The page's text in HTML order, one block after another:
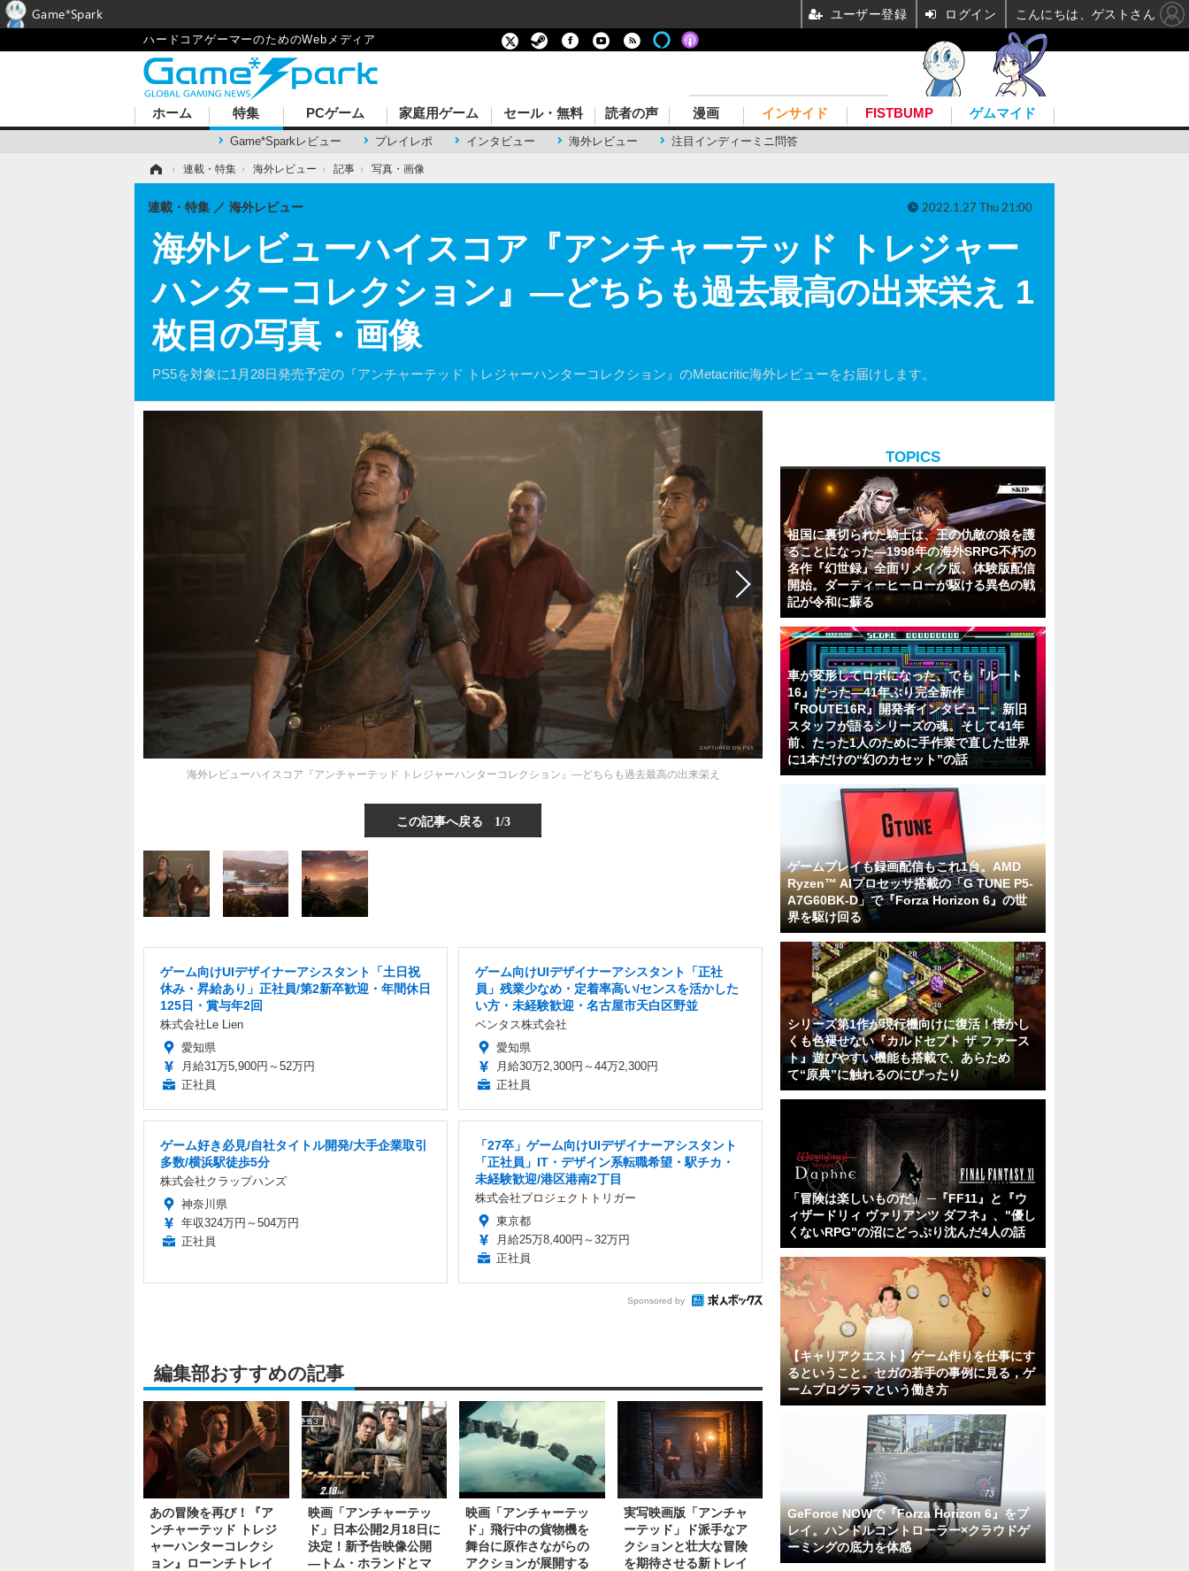
ハードコアゲーマーのためのWebメディア
ホーム 特集
Game*Sparkレビュー プレイレポ インタビュー 海外レビュー 注目インディーミニ問答
PCゲーム 家庭用ゲーム セール・無料 読者の声 漫画 インサイド FISTBUMP ゲムマイド
› 連載・特集 › 海外レビュー › 記事 › 写真・画像
海外レビューハイスコア『アンチャーテッド トレジャー
ハンターコレクション』―どちらも過去最高の出来栄え 1
枚目の写真・画像
PS5を対象に1月28日発売予定の『アンチャーテッド トレジャーハンターコレクション』のMetacritic海外レビューをお届けします。
連載・特集 海外レビュー 2022.1.27 Thu 21:00
海外レビューハイスコア『アンチャーテッド トレジャーハンターコレクション』―どちらも過去最高の出来栄え
この記事へ戻る 1/3
ゲーム向けUIデザイナーアシスタント「土日祝
休み・昇給あり」正社員/第2新卒歓迎・年間休日
125日・賞与年2回
株式会社Le Lien
愛知県
月給31万5,900円～52万円
正社員
ゲーム向けUIデザイナーアシスタント「正社
員」残業少なめ・定着率高い/センスを活かした
い方・未経験歓迎・名古屋市天白区野並
ベンタス株式会社
愛知県
月給30万2,300円～44万2,300円
正社員
ゲーム好き必見/自社タイトル開発/大手企業取引
多数/横浜駅徒歩5分
株式会社クラップハンズ
神奈川県
年収324万円～504万円
正社員
「27卒」ゲーム向けUIデザイナーアシスタント
「正社員」IT・デザイン系転職希望・駅チカ・
未経験歓迎/港区港南2丁目
株式会社プロジェクトトリガー
東京都
月給25万8,400円～32万円
正社員
Sponsored by
編集部おすすめの記事
あの冒険を再び！『ア
ンチャーテッド トレジ
ャーハンターコレクシ
ョン』ローンチトレイ
映画「アンチャーテッ
ド」日本公開2月18日に
決定！新予告映像公開
―トム・ホランドとマ
映画「アンチャーテッ
ド」飛行中の貨物機を
舞台に原作さながらの
アクションが展開する
実写映画版「アンチャ
ーテッド」ド派手なア
クションと壮大な冒険
を期待させる新トレイ
TOPICS
祖国に裏切られた騎士は、王の仇敵の娘を護
ることになった―1998年の海外SRPG不朽の
名作『幻世録』全面リメイク版、体験版配信
開始。ダーティーヒーローが駆ける異色の戦
記が令和に蘇る
車が変形してロボになった、でも『ルート
16』だった―41年ぶり完全新作
『ROUTE16R』開発者インタビュー。新旧
スタッフが語るシリーズの魂。そして41年
前、たった1人のために手作業で直した世界
に1本だけの“幻のカセット”の話
ゲームプレイも録画配信もこれ1台。AMD
Ryzen™ AIプロセッサ搭載の「G TUNE P5-
A7G60BK-D」で『Forza Horizon 6』の世
界を駆け回る
シリーズ第1作が現行機向けに復活！懐かし
くも色褪せない『カルドセプト ザ ファース
ト』遊びやすい機能も搭載で、あらため
て“原典”に触れるのにぴったり
「冒険は楽しいものだ」 ─『FF11』と『ウ
ィザードリィ ヴァリアンツ ダフネ』、"優し
くないRPG"の沼にどっぷり沈んだ4人の話
【キャリアクエスト】ゲーム作りを仕事にす
るということ。セガの若手の事例に見る，ゲ
ームプログラマという働き方
GeForce NOWで『Forza Horizon 6』をプ
レイ。ハンドルコントローラー×クラウドゲ
ーミングの底力を体感
Game*Spark ユーザー登録 ログイン こんにちは、ゲストさん